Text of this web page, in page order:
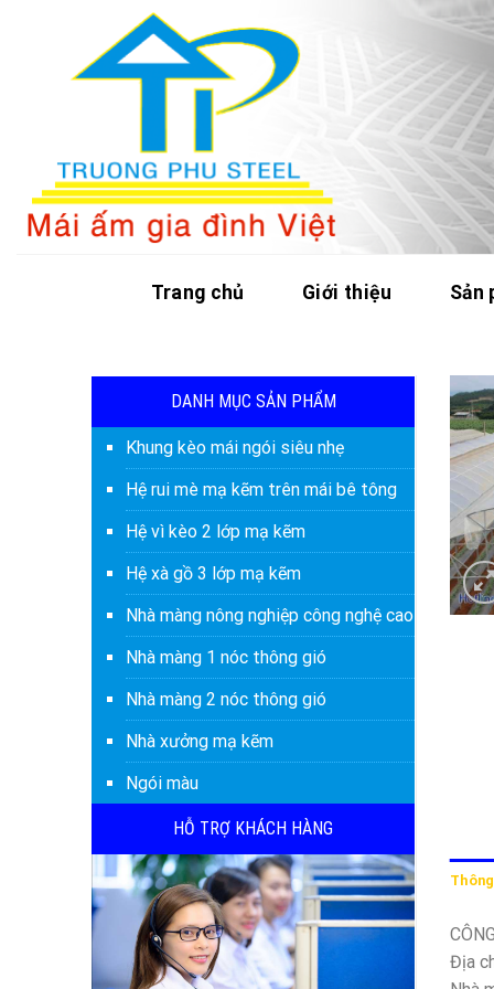
Trang chủ Giới thiệu Sản
DANH MỤC SẢN PHẨM
Khung kèo mái ngói siêu nhẹ
Hệ rui mè mạ kẽm trên mái bê tông
Hệ vì kèo 2 lớp mạ kẽm
Hệ xà gồ 3 lớp mạ kẽm
Nhà màng nông nghiệp công nghệ cao
Nhà màng 1 nóc thông gió
Nhà màng 2 nóc thông gió
Nhà xưởng mạ kẽm
Ngói màu
HỖ TRỢ KHÁCH HÀNG
Địa